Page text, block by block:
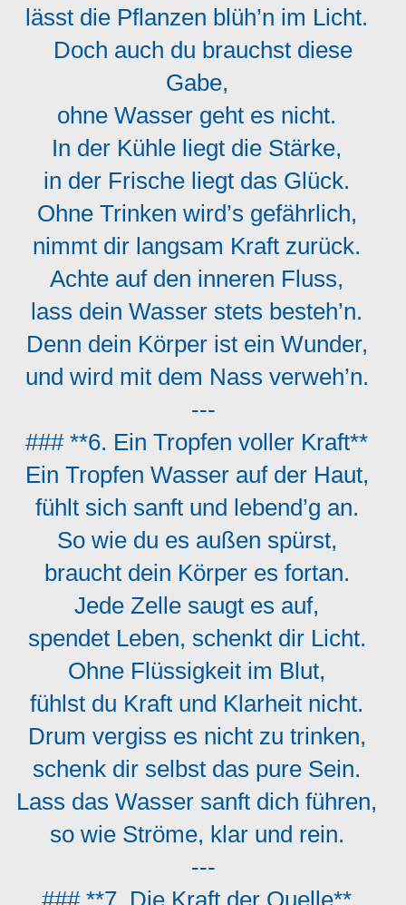
lässt die Pflanzen blüh’n im Licht.
Doch auch du brauchst diese
Gabe,
ohne Wasser geht es nicht.
In der Kühle liegt die Stärke,
in der Frische liegt das Glück.
Ohne Trinken wird’s gefährlich,
nimmt dir langsam Kraft zurück.
Achte auf den inneren Fluss,
lass dein Wasser stets besteh’n.
Denn dein Körper ist ein Wunder,
und wird mit dem Nass verweh’n.
---
### **6. Ein Tropfen voller Kraft**
Ein Tropfen Wasser auf der Haut,
fühlt sich sanft und lebend’g an.
So wie du es außen spürst,
braucht dein Körper es fortan.
Jede Zelle saugt es auf,
spendet Leben, schenkt dir Licht.
Ohne Flüssigkeit im Blut,
fühlst du Kraft und Klarheit nicht.
Drum vergiss es nicht zu trinken,
schenk dir selbst das pure Sein.
Lass das Wasser sanft dich führen,
so wie Ströme, klar und rein.
---